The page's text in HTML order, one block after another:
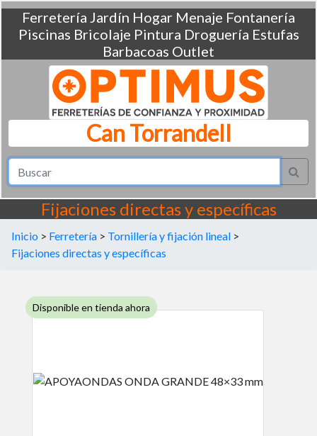
Ferretería Jardín Hogar Menaje Fontanería
Piscinas Bricolaje Pintura Droguería Estufas
Barbacoas Outlet
Can Torrandell
Fijaciones directas y específicas
Inicio > Ferretería > Tornillería y fijación lineal >
Fijaciones directas y específicas
Disponible en tienda ahora